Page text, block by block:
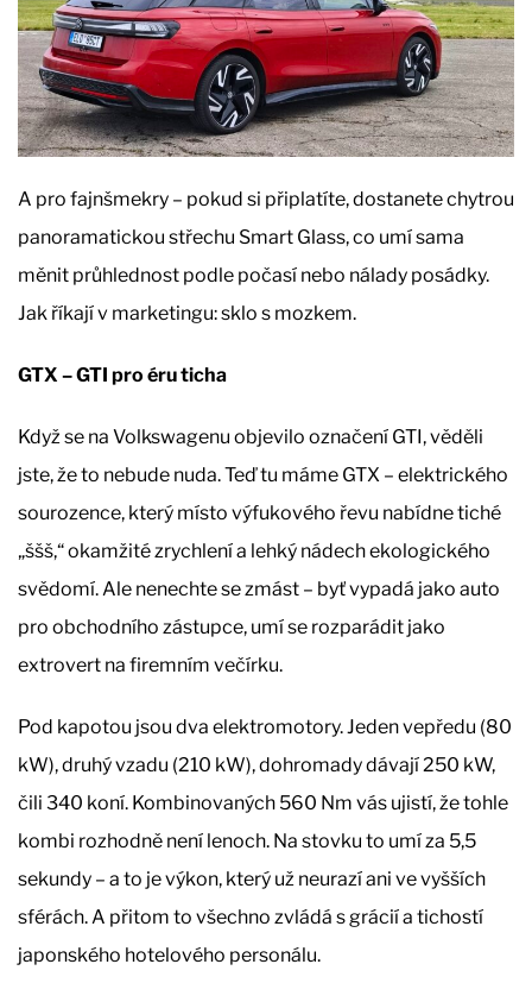
A pro fajnšmekry – pokud si připlatíte, dostanete chytrou
panoramatickou střechu Smart Glass, co umí sama
měnit průhlednost podle počasí nebo nálady posádky.
Jak říkají v marketingu: sklo s mozkem.
GTX – GTI pro éru ticha
Když se na Volkswagenu objevilo označení GTI, věděli
jste, že to nebude nuda. Teď tu máme GTX – elektrického
sourozence, který místo výfukového řevu nabídne tiché
„ššš,“ okamžité zrychlení a lehký nádech ekologického
svědomí. Ale nenechte se zmást – byť vypadá jako auto
pro obchodního zástupce, umí se rozparádit jako
extrovert na firemním večírku.
Pod kapotou jsou dva elektromotory. Jeden vepředu (80
kW), druhý vzadu (210 kW), dohromady dávají 250 kW,
čili 340 koní. Kombinovaných 560 Nm vás ujistí, že tohle
kombi rozhodně není lenoch. Na stovku to umí za 5,5
sekundy – a to je výkon, který už neurazí ani ve vyšších
sférách. A přitom to všechno zvládá s grácií a tichostí
japonského hotelového personálu.